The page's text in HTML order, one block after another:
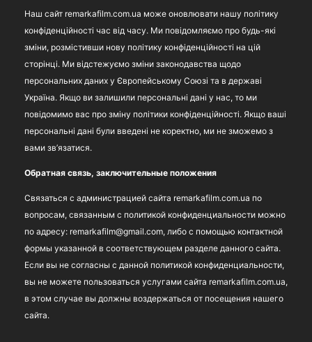
Наш сайт remarkafilm.com.ua може оновлювати нашу політику
конфіденційності час від часу. Ми повідомляємо про будь-які
зміни, розмістивши нову політику конфіденційності на цій
сторінці. Ми відстежуємо зміни законодавства щодо
персональних даних у Європейському Союзі та в державі
Україна. Якщо ви залишили персональні дані у нас, то ми
повідомимо вас про зміну політики конфіденційності. Якщо ваші
персональні дані були введені не коректно, ми не зможемо з
вами зв’язатися.
Обратная связь, заключительные положения
Связаться с администрацией сайта remarkafilm.com.ua по
вопросам, связанным с политикой конфиденциальности можно
по адресу: remarkafilm@gmail.com, либо с помощью контактной
формы указанной в соответствующем разделе данного сайта.
Если вы не согласны с данной политикой конфиденциальности,
вы не можете пользоваться услугами сайта remarkafilm.com.ua,
в этом случае вы должны воздержаться от посещения нашего
сайта.